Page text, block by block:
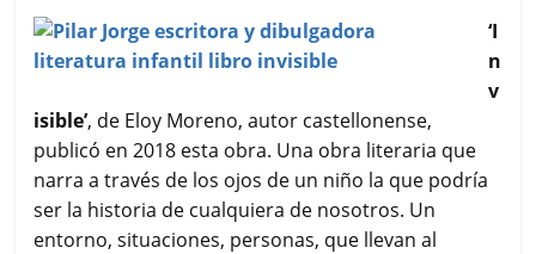
‘I
n
v
isible’, de Eloy Moreno, autor castellonense,
publicó en 2018 esta obra. Una obra literaria que
narra a través de los ojos de un niño la que podría
ser la historia de cualquiera de nosotros. Un
entorno, situaciones, personas, que llevan al